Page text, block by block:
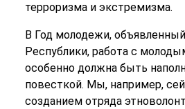
терроризма и экстремизма.
В Год молодежи,
Республики, работа с
особенно должна быть
повесткой. Мы, например,
созданием отряда